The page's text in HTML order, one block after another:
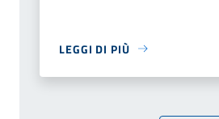
LEGGI DI PIÙ